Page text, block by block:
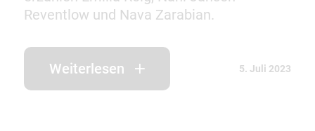
Reventlow und Nava Zarabian.
Weiterlesen 5. Juli 2023